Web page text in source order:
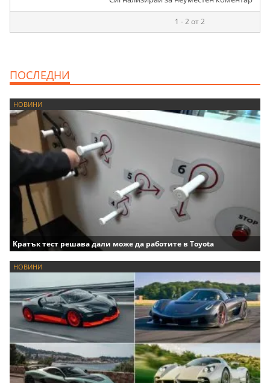
1 - 2 от 2
ПОСЛЕДНИ
НОВИНИ
Кратък тест решава дали може да работите в Toyota
НОВИНИ